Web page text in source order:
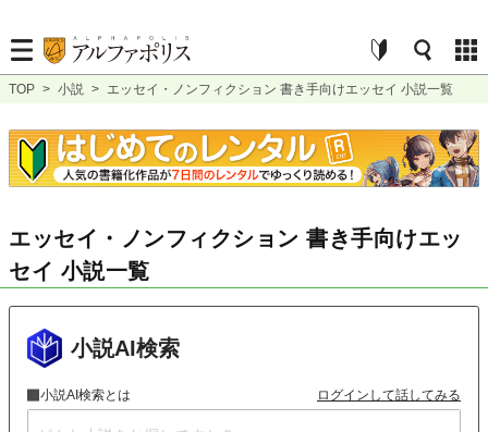
TOP > 小説 > エッセイ・ノンフィクション 書き手向けエッセイ 小説一覧
エッセイ・ノンフィクション 書き手向けエッ
セイ 小説一覧
小説AI検索
小説AI検索とは ログインして話してみる